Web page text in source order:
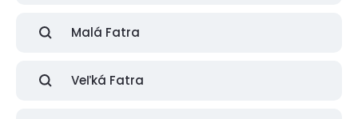
Malá Fatra
Veľká Fatra